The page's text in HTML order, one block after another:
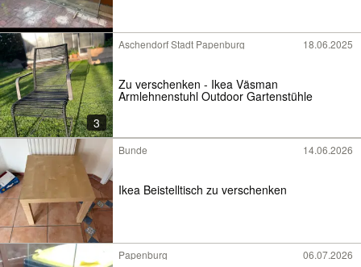
3
Aschendorf Stadt Papenburg 18.06.2025
Zu verschenken - Ikea Väsman
Armlehnenstuhl Outdoor Gartenstühle
Bunde 14.06.2026
Ikea Beistelltisch zu verschenken
Papenburg 06.07.2026